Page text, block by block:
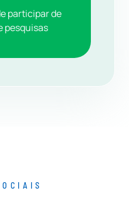
participar de
pesquisas